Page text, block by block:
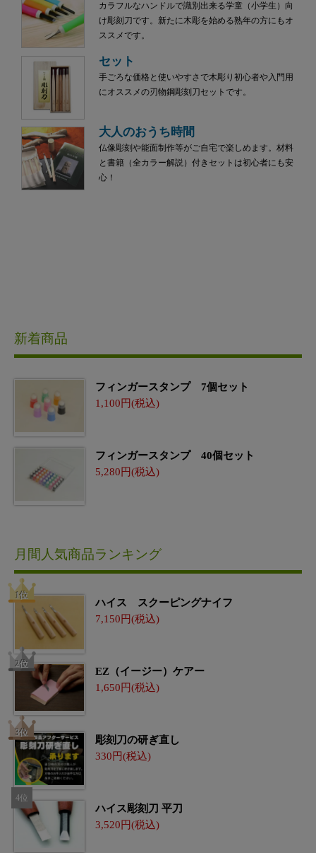
カラフルなハンドルで識別出来る学童（小学生）向
け彫刻刀です。新たに木彫を始める熟年の方にもオ
ススメです。
セット
手ごろな価格と使いやすさで木彫り初心者や入門用
にオススメの刃物鋼彫刻刀セットです。
大人のおうち時間
仏像彫刻や能面制作等がご自宅で楽しめます。材料
と書籍（全カラー解説）付きセットは初心者にも安
心！
新着商品
フィンガースタンプ 7個セット
1,100
フィンガースタンプ 40個セット
5,280
月間人気商品ランキング
ハイス スクーピングナイフ
7,150
EZ（イージー）ケアー
1,650
彫刻刀の研ぎ直し
330
ハイス彫刻刀 平刀
3,520